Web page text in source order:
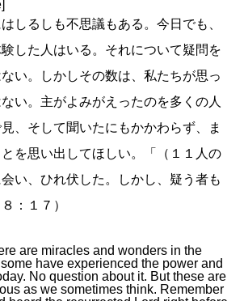
しるしも不思議もある。今日でも、
した人はいる。それについて疑問を
い。しかしその数は、私たちが思っ
い。主がよみがえったのを多くの人
、そして聞いたにもかかわらず、ま
を思い出してほしい。「（１１人の
い、ひれ伏した。しかし、疑う者も
：１７）
are miracles and wonders in the
have experienced the power and
No question about it. But these are
as we sometimes think. Remember